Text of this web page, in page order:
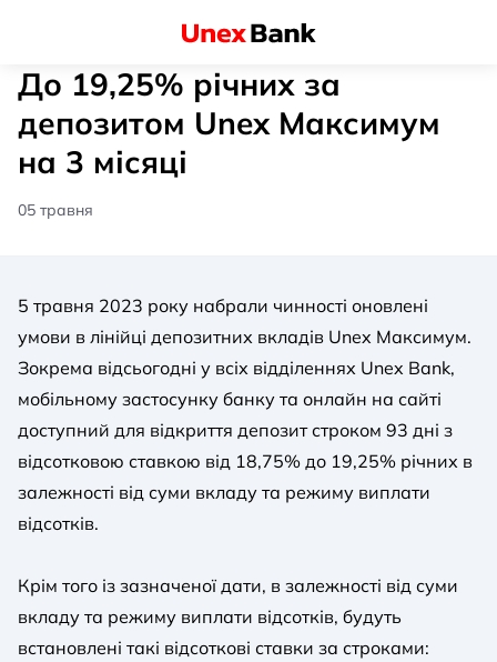
До 19,25% річних за
депозитом Unex Максимум
на 3 місяці
05 травня
5 травня 2023 року набрали чинності оновлені
умови в лінійці депозитних вкладів Unex Максимум.
Зокрема відсьогодні у всіх відділеннях Unex Bank,
мобільному застосунку банку та онлайн на сайті
доступний для відкриття депозит строком 93 дні з
відсотковою ставкою від 18,75% до 19,25% річних в
залежності від суми вкладу та режиму виплати
відсотків.
Крім того із зазначеної дати, в залежності від суми
вкладу та режиму виплати відсотків, будуть
встановлені такі відсоткові ставки за строками: